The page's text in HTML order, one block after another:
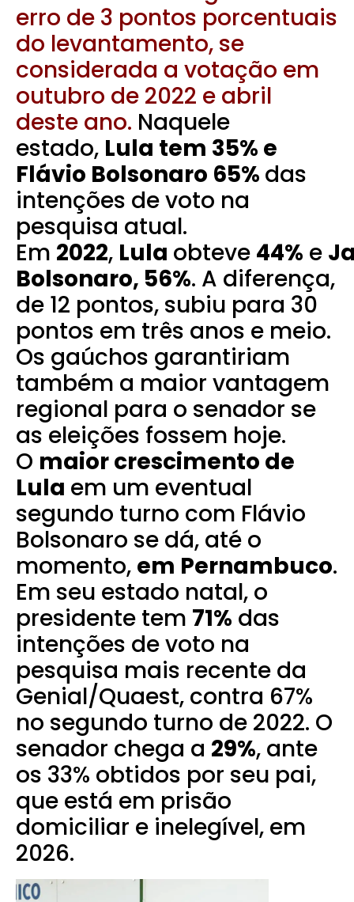
erro de 3 pontos porcentuais
do levantamento, se
considerada a votação em
outubro de 2022 e abril
deste ano. Naquele
estado, Lula tem 35% e
Flávio Bolsonaro 65% das
intenções de voto na
pesquisa atual.
Em 2022, Lula obteve 44% e
Bolsonaro, 56%. A diferença,
de 12 pontos, subiu para 30
pontos em três anos e meio.
Os gaúchos garantiriam
também a maior vantagem
regional para o senador se
as eleições fossem hoje.
O maior crescimento de
Lula em um eventual
segundo turno com Flávio
Bolsonaro se dá, até o
momento, em Pernambuco.
Em seu estado natal, o
presidente tem 71% das
intenções de voto na
pesquisa mais recente da
Genial/Quaest, contra 67%
no segundo turno de 2022. O
senador chega a 29%, ante
os 33% obtidos por seu pai,
que está em prisão
domiciliar e inelegível, em
2026.